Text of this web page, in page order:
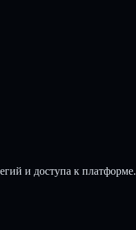
и доступа к платформе.